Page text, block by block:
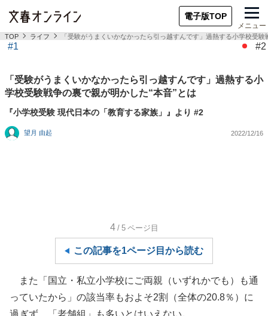
電子版TOP
メニュー
TOP ライフ 「受験がうまくいかなかったら引っ越すんです」過熱する小学校受
#1 #2
「受験がうまくいかなかったら引っ越すんです」過熱する小
学校受験戦争の裏で親が明かした“本音”とは
『小学校受験 現代日本の「教育する家族」』より #2
望月 由起 2022/12/16
4 /5 ページ目
この記事を1ページ目から読む
また「国立・私立小学校にご両親（いずれかでも）も通
っていたから」の該当率もおよそ2割（全体の20.8％）に
過ぎず、「老舗組」も多いとはいえない。